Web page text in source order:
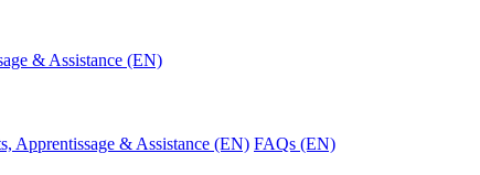
& Assistance (EN)
Apprentissage & Assistance (EN) FAQs (EN)